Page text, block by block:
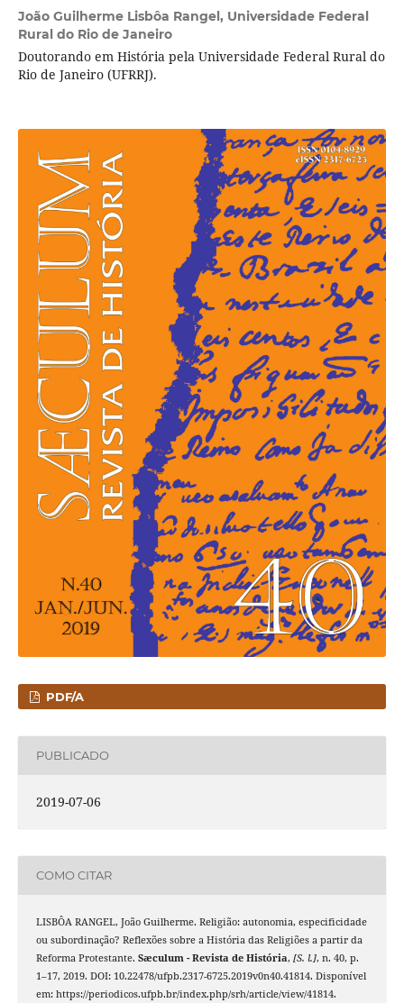
João Guilherme Lisbôa Rangel, Universidade Federal
Rural do Rio de Janeiro
Doutorando em História pela Universidade Federal Rural do
Rio de Janeiro (UFRRJ).
PDF/A
PUBLICADO
2019-07-06
COMO CITAR
LISBÔA RANGEL, João Guilherme. Religião: autonomia, especificidade
ou subordinação? Reflexões sobre a História das Religiões a partir da
Reforma Protestante. Sæculum - Revista de História, [S. l.], n. 40, p.
1–17, 2019. DOI: 10.22478/ufpb.2317-6725.2019v0n40.41814. Disponível
em: https://periodicos.ufpb.br/index.php/srh/article/view/41814.